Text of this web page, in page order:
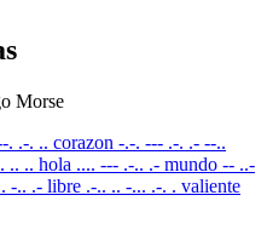
Morse
. .-. .. corazon -.-. --- .-. .- --..
.. .. hola .... --- .-.. .- mundo -- ..-
-.. .- libre .-.. .. -... .-. . valiente